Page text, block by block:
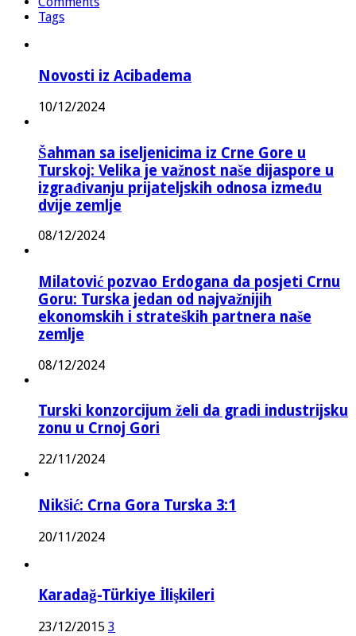
Tags
Novosti iz Acibadema
10/12/2024
Šahman sa iseljenicima iz Crne Gore u
Turskoj: Velika je važnost naše dijaspore u
izgrađivanju prijateljskih odnosa između
dvije zemlje
08/12/2024
Milatović pozvao Erdogana da posjeti Crnu
Goru: Turska jedan od najvažnijih
ekonomskih i strateških partnera naše
zemlje
08/12/2024
Turski konzorcijum želi da gradi industrijsku
zonu u Crnoj Gori
22/11/2024
Nikšić: Crna Gora Turska 3:1
20/11/2024
Karadağ-Türkiye İlişkileri
23/12/2015 3